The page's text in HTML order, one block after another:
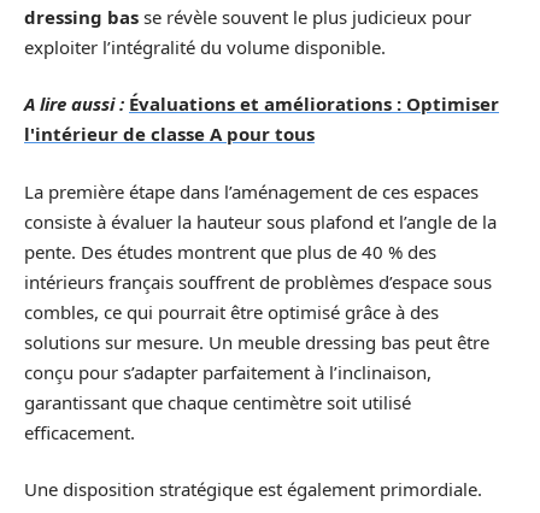
dressing bas se révèle souvent le plus judicieux pour
exploiter l’intégralité du volume disponible.
A lire aussi : Évaluations et améliorations : Optimiser
l'intérieur de classe A pour tous
La première étape dans l’aménagement de ces espaces
consiste à évaluer la hauteur sous plafond et l’angle de la
pente. Des études montrent que plus de 40 % des
intérieurs français souffrent de problèmes d’espace sous
combles, ce qui pourrait être optimisé grâce à des
solutions sur mesure. Un meuble dressing bas peut être
conçu pour s’adapter parfaitement à l’inclinaison,
garantissant que chaque centimètre soit utilisé
efficacement.
Une disposition stratégique est également primordiale.